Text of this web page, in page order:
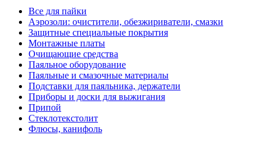
Все для пайки
Аэрозоли: очистители, обезжириватели, смазки
Защитные специальные покрытия
Монтажные платы
Очищающие средства
Паяльное оборудование
Паяльные и смазочные материалы
Подставки для паяльника, держатели
Приборы и доски для выжигания
Припой
Стеклотекстолит
Флюсы, канифоль